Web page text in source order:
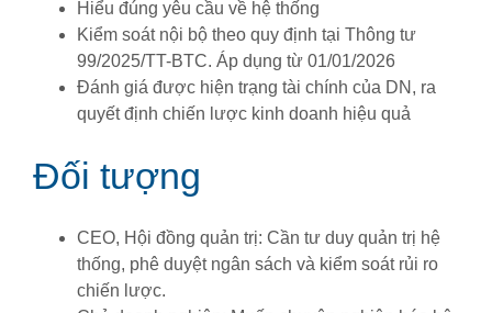
Hiểu đúng yêu cầu về hệ thống
Kiểm soát nội bộ theo quy định tại Thông tư
99/2025/TT-BTC. Áp dụng từ 01/01/2026
Đánh giá được hiện trạng tài chính của DN, ra
quyết định chiến lược kinh doanh hiệu quả
Đối tượng
CEO, Hội đồng quản trị: Cần tư duy quản trị hệ
thống, phê duyệt ngân sách và kiểm soát rủi ro
chiến lược.